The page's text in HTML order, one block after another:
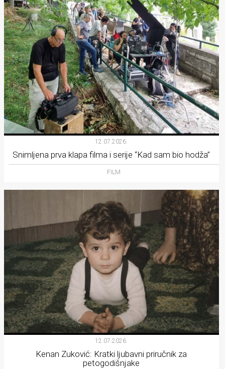
12.07.2026.
Snimljena prva klapa filma i serije “Kad sam bio hodža”
FILM
12.07.2026.
Kenan Zuković: Kratki ljubavni priručnik za
petogodišnjake